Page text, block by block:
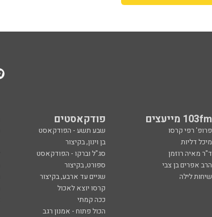
103fm מייעצים פודקאסטים
פרופ' רפי קרסו שבע תשע - הפודקאסט
מיכל דליות בן וינון, בקיצור
ד"ר מאיה רוזמן סג"ל וברקו - הפודקאסט
הרב אפרים בן צבי ספורט, בקיצור
שיחות לילה שניים עד ארבע, בקיצור
קרסו יוצא לאכול
ככה קמתי
הכול פתוח - אמנון רגב